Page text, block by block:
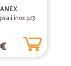
arrivato rotto
inox pz3